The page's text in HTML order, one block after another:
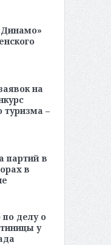
на
туризма –
партий в
в
делу о
у